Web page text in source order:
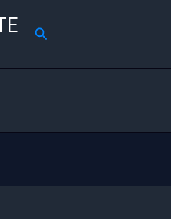
Pesquisar